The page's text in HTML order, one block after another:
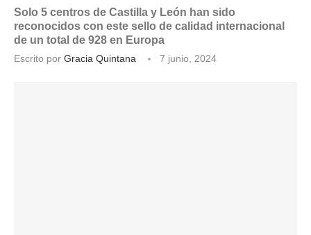
Solo 5 centros de Castilla y León han sido
reconocidos con este sello de calidad internacional
de un total de 928 en Europa
Escrito por Gracia Quintana 7 junio, 2024